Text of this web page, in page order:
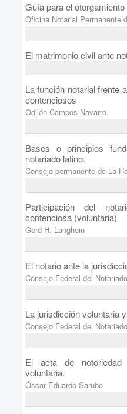
Guía para el
Oficina Notarial Permanente
El matrimonio civil ante
La función notarial frente
contenciosos
Odilón Campos Navarro
Bases o principios
notariado latino.
Consejo permanente de La
Participación del
contenciosa (voluntaria)
Gerd H. Langhein
El notario ante la
Consejo Federal del
La jurisdicción voluntaria
Consejo Federal del
El acta de
voluntaria.
Óscar Eduardo Sarubo